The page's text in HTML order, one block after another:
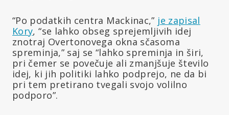
“Po podatkih centra Mackinac,” je zapisal
Kory, “se lahko obseg sprejemljivih idej
znotraj Overtonovega okna sčasoma
spreminja,” saj se “lahko spreminja in širi,
pri čemer se povečuje ali zmanjšuje število
idej, ki jih politiki lahko podprejo, ne da bi
pri tem pretirano tvegali svojo volilno
podporo”.